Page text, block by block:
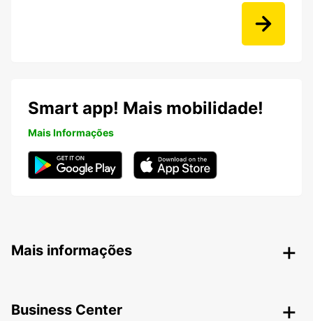
Smart app! Mais mobilidade!
Mais Informações
Mais informações
Business Center